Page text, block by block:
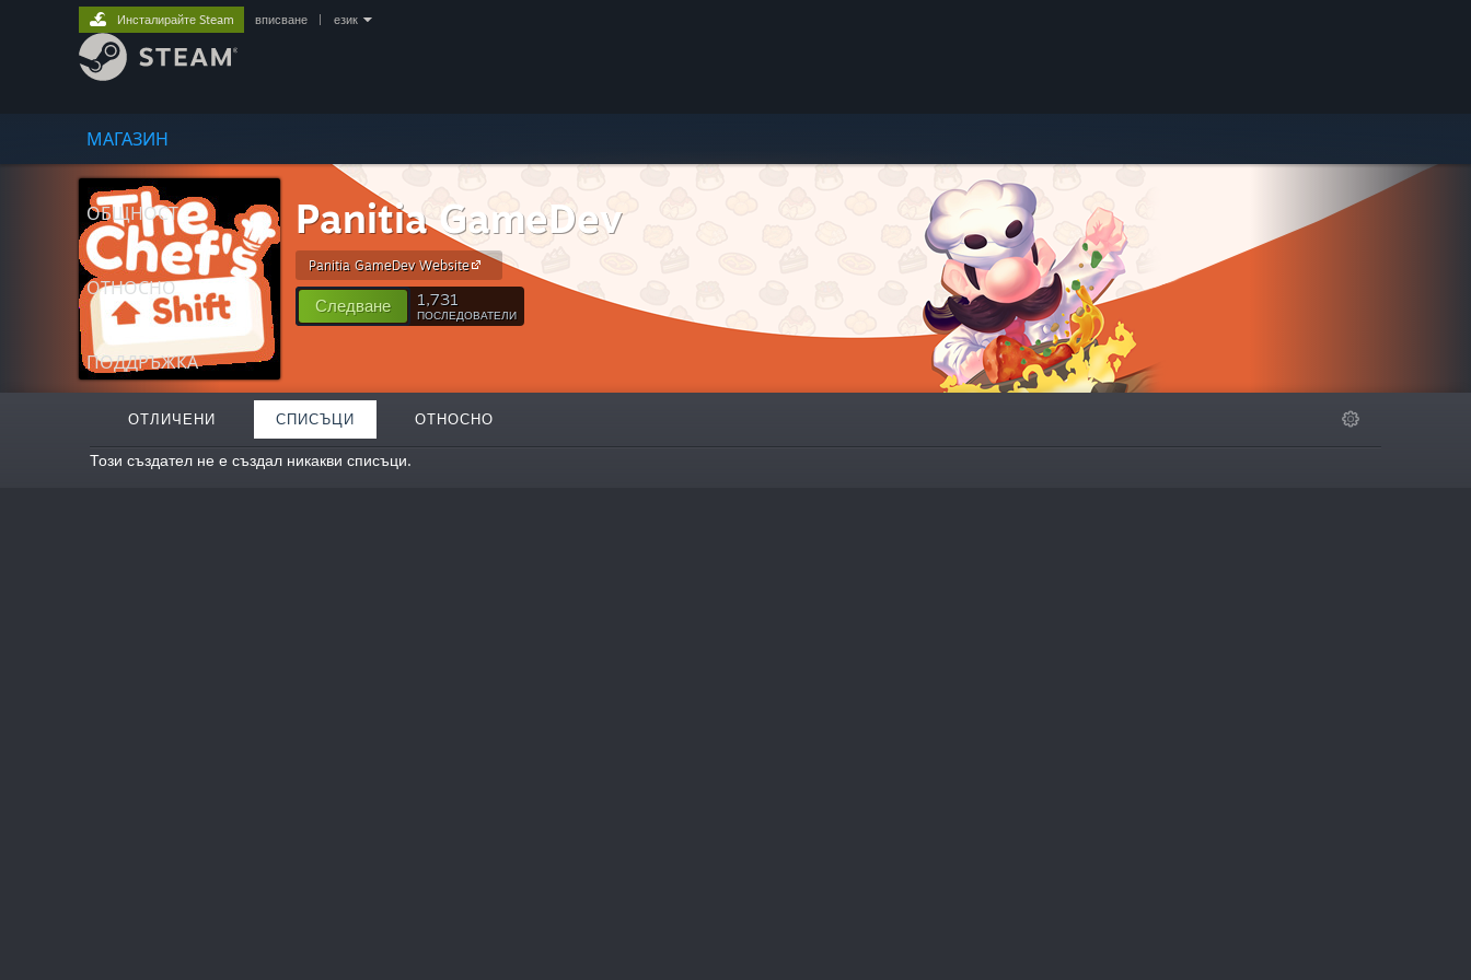
МАГАЗИН
ОБЩНОСТ
ОТНОСНО
ПОДДРЪЖКА
Инсталирайте Steam вписване език
Panitia GameDev
Panitia GameDev Website
Следване 1,731
ПОСЛЕДОВАТЕЛИ
ОТЛИЧЕНИ СПИСЪЦИ ОТНОСНО
Този създател не е създал никакви списъци.